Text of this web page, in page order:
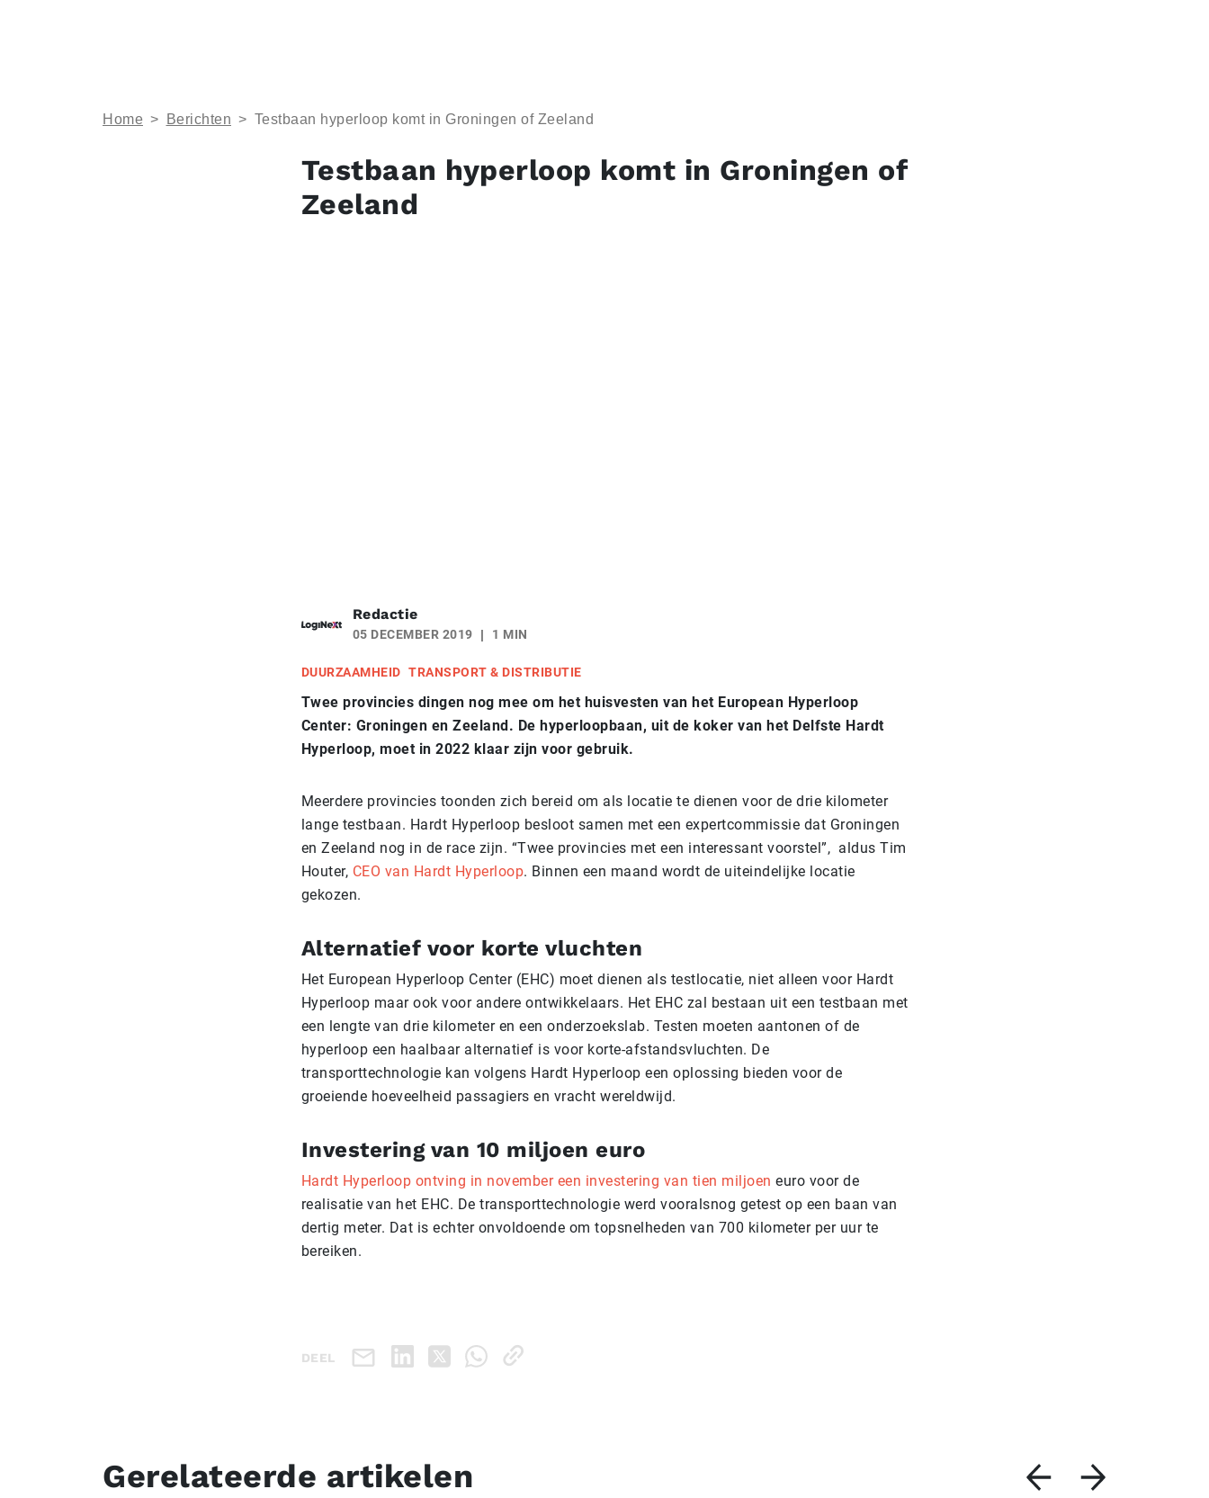
Home > Berichten > Testbaan hyperloop komt in Groningen of Zeeland
Testbaan hyperloop komt in Groningen of
Zeeland
Redactie
05 DECEMBER 2019 1 MIN
DUURZAAMHEID TRANSPORT & DISTRIBUTIE
Twee provincies dingen nog mee om het huisvesten van het European Hyperloop
Center: Groningen en Zeeland. De hyperloopbaan, uit de koker van het Delfste Hardt
Hyperloop, moet in 2022 klaar zijn voor gebruik.
Meerdere provincies toonden zich bereid om als locatie te dienen voor de drie kilometer
lange testbaan. Hardt Hyperloop besloot samen met een expertcommissie dat Groningen
en Zeeland nog in de race zijn. “Twee provincies met een interessant voorstel”, aldus Tim
Houter, CEO van Hardt Hyperloop. Binnen een maand wordt de uiteindelijke locatie
gekozen.
Alternatief voor korte vluchten
Het European Hyperloop Center (EHC) moet dienen als testlocatie, niet alleen voor Hardt
Hyperloop maar ook voor andere ontwikkelaars. Het EHC zal bestaan uit een testbaan met
een lengte van drie kilometer en een onderzoekslab. Testen moeten aantonen of de
hyperloop een haalbaar alternatief is voor korte-afstandsvluchten. De
transporttechnologie kan volgens Hardt Hyperloop een oplossing bieden voor de
groeiende hoeveelheid passagiers en vracht wereldwijd.
Investering van 10 miljoen euro
Hardt Hyperloop ontving in november een investering van tien miljoen euro voor de
realisatie van het EHC. De transporttechnologie werd vooralsnog getest op een baan van
dertig meter. Dat is echter onvoldoende om topsnelheden van 700 kilometer per uur te
bereiken.
DEEL
Gerelateerde artikelen